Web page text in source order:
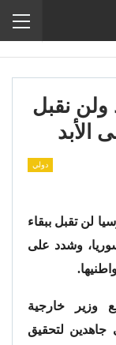
نقبل
الأبد
دولي
لن تقبل ببقاء
وشدد على
وزير خارجية
جاهدين لتحقيق